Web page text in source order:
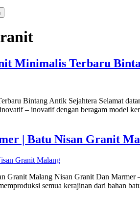
Minimalis Terbaru
Bintang Antik Sejahtera Selamat
– inovatif dengan beragam model
| Batu Nisan Granit
Granit Malang Nisan Granit Dan Marmer
semua kerajinan dari bahan